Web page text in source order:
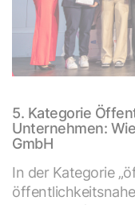
5. Kategorie
Unternehmen:
GmbH
In der Kategorie